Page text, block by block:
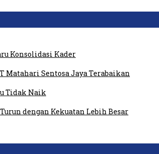
Konsolidasi Kader
Matahari Sentosa Jaya Terabaikan
Tidak Naik
dengan Kekuatan Lebih Besar